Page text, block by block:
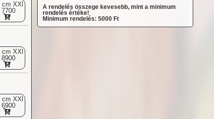
cm XXl
7700
cm XXl
8900
cm XXl
6900
A rendelés összege kevesebb, mint a minimum
rendelés értéke!
Minimum rendelés: 5000 Ft